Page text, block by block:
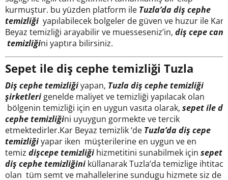
kurmuştur. bu yüzden platform ile Tuzla’da diş cephe
temizliği yapılabilecek bolgeler de güven ve huzur ile Kar
Beyaz temizliği arayabilir ve muesseseniz’in, diş cepe cam
temizliğini yaptıra bilirsiniz.
Sepet ile diş cephe temizliği Tuzla
Diş cephe temizliğiyapan, Tuzladiş cephe temizliği
şirketlerigenelde maliyet ve temizliği yapılacak olan
bölgenin temizliği için en uygun vasıta olarak, sepet ile
cephe temizliğini uyuygun gormekte ve tercik
etmektedirler.Kar Beyaz temizlik ‘de Tuzla’da diş cepe
temizliğiyapar iken müşterilerine en uygun ve en
temiz dişcepe temizliği hizmetitini sunabilmek için sepet
diş cephe temizliğini küllanarak Tuzla’da temizlige ihtitacı
olan tüm semt ve mahallelerine sundugu hizmete siz de